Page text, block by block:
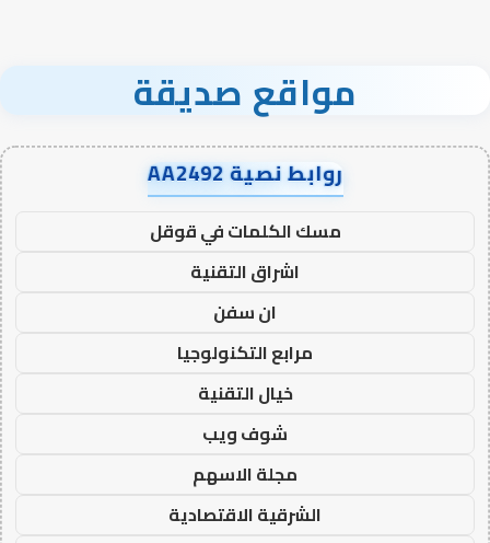
مواقع صديقة
روابط نصية AA2492
مسك الكلمات في قوقل
اشراق التقنية
ان سفن
مرابع التكنولوجيا
خيال التقنية
شوف ويب
مجلة الاسهم
الشرقية الاقتصادية